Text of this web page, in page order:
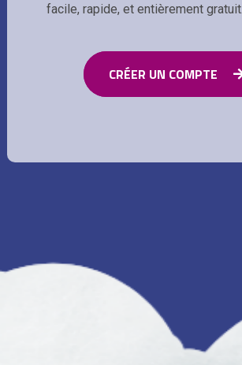
facile, rapide, et entièrement gratuit.
CRÉER UN COMPTE